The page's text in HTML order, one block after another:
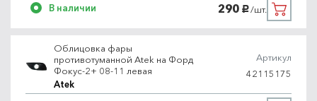
В наличии 290 руб./шт.
Облицовка фары
противотуманной Atek на Форд
Фокус-2+ 08-11 левая
Atek
Артикул
42115175